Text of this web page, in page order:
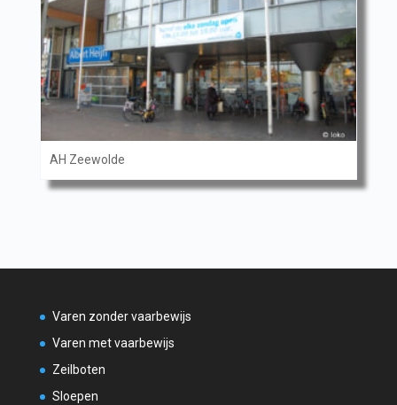
AH Zeewolde
Varen zonder vaarbewijs
Varen met vaarbewijs
Zeilboten
Sloepen